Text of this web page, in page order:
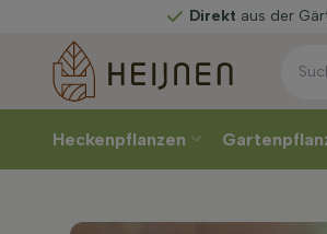
aus der Gärtnerei
Heckenpflanzen